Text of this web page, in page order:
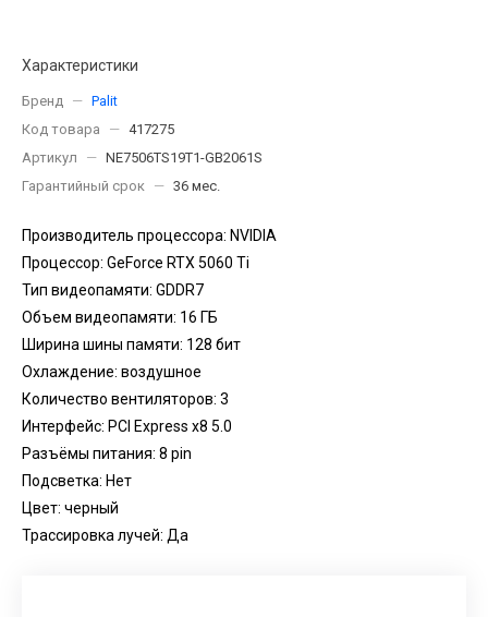
Характеристики
Бренд — Palit
Код товара
— 417275
Артикул
— NE7506TS19T1-GB2061S
Гарантийный срок
— 36 мес.
Производитель процессора: NVIDIA
Процессор: GeForce RTX 5060 Ti
Тип видеопамяти: GDDR7
Объем видеопамяти: 16 ГБ
Ширина шины памяти: 128 бит
Охлаждение: воздушное
Количество вентиляторов: 3
Интерфейс: PCI Express x8 5.0
Разъёмы питания: 8 pin
Подсветка: Нет
Цвет: черный
Трассировка лучей: Да